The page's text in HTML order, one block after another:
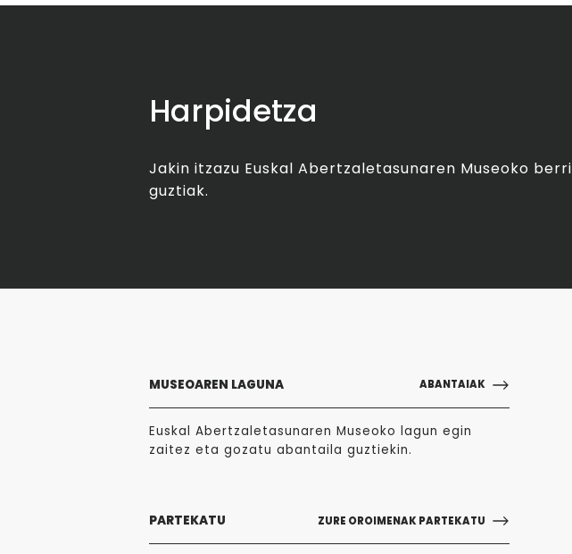
Harpidetza
Jakin itzazu Euskal Abertzaletasunaren Museoko berri
guztiak.
MUSEOAREN LAGUNA ABANTAIAK
Euskal Abertzaletasunaren Museoko lagun egin
zaitez eta gozatu abantaila guztiekin.
PARTEKATU ZURE OROIMENAK PARTEKATU